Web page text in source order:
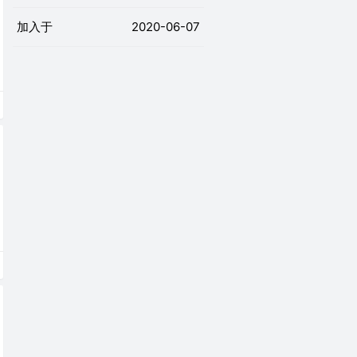
加入于 2020-06-07